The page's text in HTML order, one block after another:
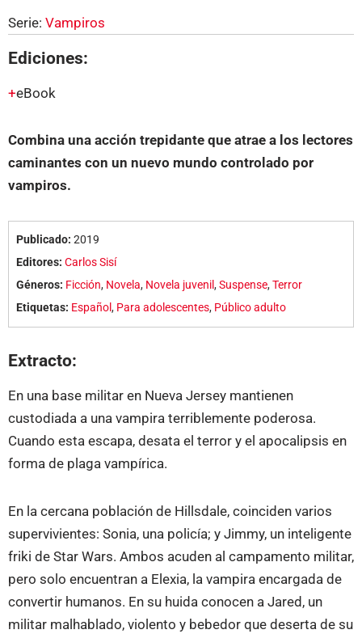
Serie: Vampiros
Ediciones:
eBook
Combina una acción trepidante que atrae a los lectores
caminantes con un nuevo mundo controlado por
vampiros.
Publicado: 2019
Editores: Carlos Sisí
Géneros: Ficción, Novela, Novela juvenil,Suspense,Terror
Etiquetas: Español, Para adolescentes, Público adulto
Extracto:
En una base militar en Nueva Jersey mantienen
custodiada a una vampira terriblemente poderosa.
Cuando esta escapa, desata el terror y el apocalipsis en
forma de plaga vampírica.
En la cercana población de Hillsdale, coinciden varios
supervivientes: Sonia, una policía; y Jimmy, un inteligente
friki de Star Wars. Ambos acuden al campamento militar,
pero solo encuentran a Elexia, la vampira encargada de
convertir humanos. En su huida conocen a Jared, un
militar malhablado, violento y bebedor que deserta de su